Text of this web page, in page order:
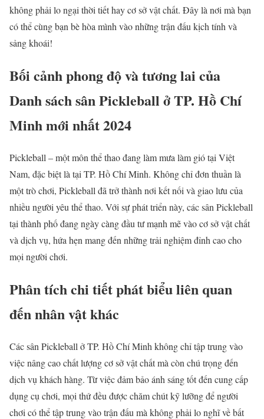
không phải lo ngại thời tiết hay cơ sở vật chất. Đây là nơi mà bạn
có thể cùng bạn bè hòa mình vào những trận đấu kịch tính và
sảng khoái!
Bối cảnh phong độ và tương lai của
Danh sách sân Pickleball ở TP. Hồ Chí
Minh mới nhất 2024
Pickleball – một môn thể thao đang làm mưa làm gió tại Việt
Nam, đặc biệt là tại TP. Hồ Chí Minh. Không chỉ đơn thuần là
một trò chơi, Pickleball đã trở thành nơi kết nối và giao lưu của
nhiều người yêu thể thao. Với sự phát triển này, các sân Pickleball
tại thành phố đang ngày càng đầu tư mạnh mẽ vào cơ sở vật chất
và dịch vụ, hứa hẹn mang đến những trải nghiệm đỉnh cao cho
mọi người chơi.
Phân tích chi tiết phát biểu liên quan
đến nhân vật khác
Các sân Pickleball ở TP. Hồ Chí Minh không chỉ tập trung vào
việc nâng cao chất lượng cơ sở vật chất mà còn chú trọng đến
dịch vụ khách hàng. Từ việc đảm bảo ánh sáng tốt đến cung cấp
dụng cụ chơi, mọi thứ đều được chăm chút kỹ lưỡng để người
chơi có thể tập trung vào trận đấu mà không phải lo nghĩ về bất